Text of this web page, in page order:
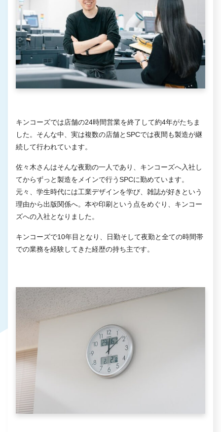
キンコーズでは店舗の24時間営業を終了して約4年がたちま
した。そんな中、実は複数の店舗とSPCでは夜間も製造が継
続して行われています。
佐々木さんはそんな夜勤の一人であり、キンコーズへ入社し
てからずっと製造をメインで行うSPCに勤めています。
元々、学生時代には工業デザインを学び、雑誌が好きという
理由から出版関係へ。本や印刷という点をめぐり、キンコー
ズへの入社となりました。
キンコーズで10年目となり、日勤そして夜勤と全ての時間帯
での業務を経験してきた経歴の持ち主です。